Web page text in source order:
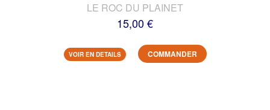
LE ROC DU PLAINET
15,00 €
VOIR EN DETAILS COMMANDER